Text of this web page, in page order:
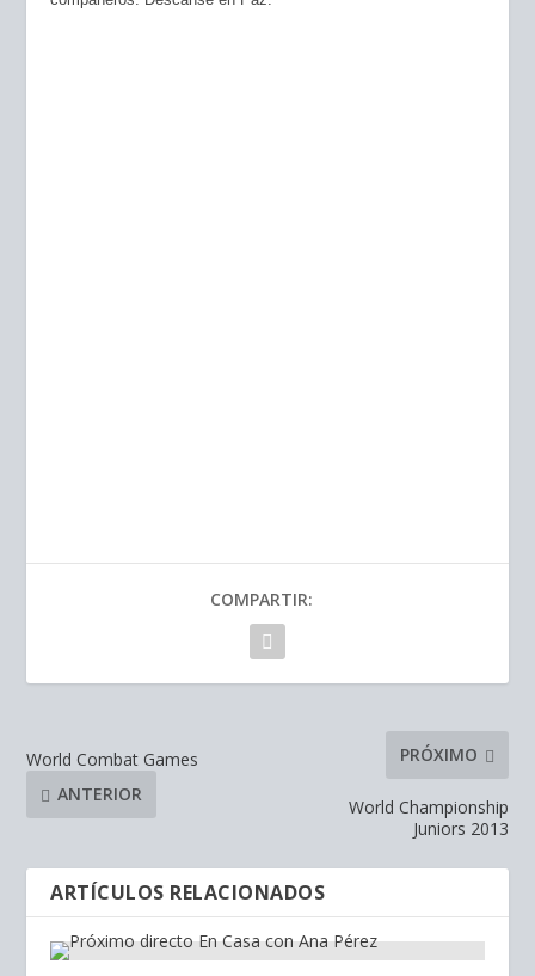
COMPARTIR:
World Combat Games
ANTERIOR
PRÓXIMO
World Championship
Juniors 2013
ARTÍCULOS RELACIONADOS